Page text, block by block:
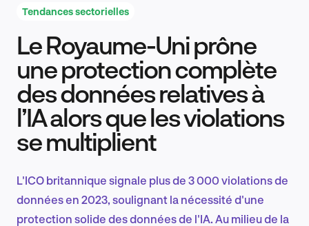
Recherche et conception produit
Tendances sectorielles
EN
Tendances sectorielles
Le Royaume-Uni prône
une protection complète
des données relatives à
l’IA alors que les violations
se multiplient
L'ICO britannique signale plus de 3 000 violations de
données en 2023, soulignant la nécessité d'une
protection solide des données de l'IA. Au milieu de la